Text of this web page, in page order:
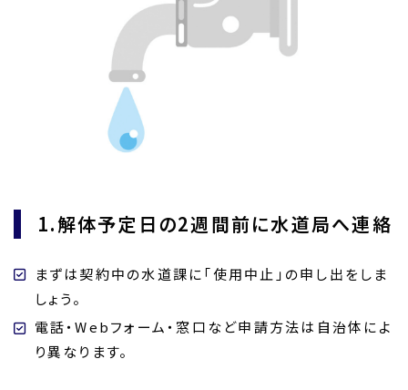
1.解体予定日の2週間前に水道局へ連絡
まずは契約中の水道課に「使用中止」の申し出をしま
しょう。
電話・Webフォーム・窓口など申請方法は自治体によ
り異なります。